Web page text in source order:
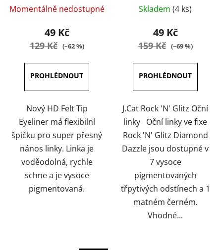
Momentálně nedostupné
49 Kč
129 Kč (–62 %)
Nový HD Felt Tip
Eyeliner má flexibilní
špičku pro super přesný
nános linky. Linka je
voděodolná, rychle
schne a je vysoce
pigmentovaná.
hodnocení
produktu
je
5
hvězdiček.
Skladem (4 ks)
49 Kč
159 Kč (–69 %)
J.Cat Rock 'N' Glitz Oční
linky Oční linky ve fixe
Rock 'N' Glitz Diamond
Dazzle jsou dostupné v
7 vysoce
pigmentovaných
třpytivých odstínech a 1
matném černém.
Vhodné...